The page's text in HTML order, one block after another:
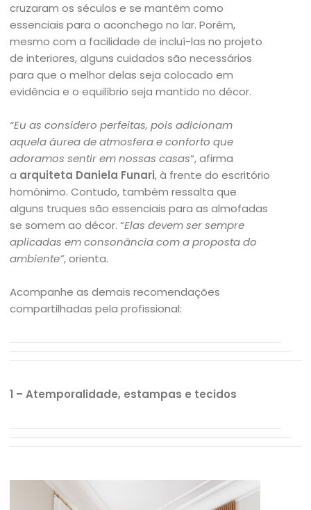
cruzaram os séculos e se mantêm como
essenciais para o aconchego no lar. Porém,
mesmo com a facilidade de incluí-las no projeto
de interiores, alguns cuidados são necessários
para que o melhor delas seja colocado em
evidência e o equilíbrio seja mantido no décor.
“Eu as considero perfeitas, pois adicionam
aquela áurea de atmosfera e conforto que
adoramos sentir em nossas casas“, afirma
a arquiteta Daniela Funari, à frente do escritório
homônimo. Contudo, também ressalta que
alguns truques são essenciais para as almofadas
se somem ao décor. “Elas devem ser sempre
aplicadas em consonância com a proposta do
ambiente”, orienta.
Acompanhe as demais recomendações
compartilhadas pela profissional:
1 – Atemporalidade, estampas e tecidos